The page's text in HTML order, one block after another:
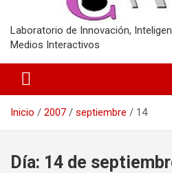
Laboratorio de Innovación,
Medios Interactivos
Inicio 2007 septiembre 14
Día: 14 de